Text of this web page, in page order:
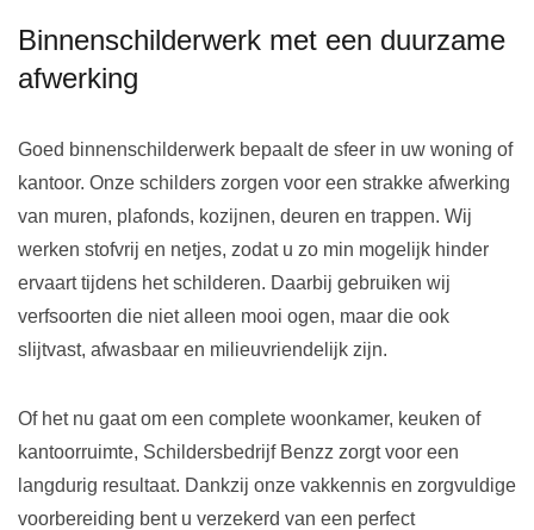
Binnenschilderwerk met een duurzame
afwerking
Goed binnenschilderwerk bepaalt de sfeer in uw woning of
kantoor. Onze schilders zorgen voor een strakke afwerking
van muren, plafonds, kozijnen, deuren en trappen. Wij
werken stofvrij en netjes, zodat u zo min mogelijk hinder
ervaart tijdens het schilderen. Daarbij gebruiken wij
verfsoorten die niet alleen mooi ogen, maar die ook
slijtvast, afwasbaar en milieuvriendelijk zijn.
Of het nu gaat om een complete woonkamer, keuken of
kantoorruimte, Schildersbedrijf Benzz zorgt voor een
langdurig resultaat. Dankzij onze vakkennis en zorgvuldige
voorbereiding bent u verzekerd van een perfect